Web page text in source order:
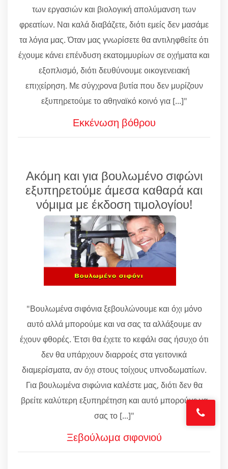
των εργασιών και βιολογική απολύμανση των
φρεατίων. Ναι καλά διαβάζετε, διότι εμείς δεν μασάμε
τα λόγια μας. Όταν μας γνωρίσετε θα αντιληφθείτε ότι
έχουμε κάνει επένδυση εκατομμυρίων σε οχήματα και
εξοπλισμό, διότι δευθύνουμε οικογενειακή
επιχείρηση. Με σύγχρονα βυτία που δεν μυρίζουν
εξυπηρετούμε το αθηναϊκό κοινό για [...]"
Εκκένωση βόθρου
Ακόμη και για βουλωμένο σιφώνι
εξυπηρετούμε άμεσα καθαρά και
νόμιμα με έκδοση τιμολογίου!
"Βουλωμένα σιφόνια ξεβουλώνουμε και όχι μόνο
αυτό αλλά μπορούμε και να σας τα αλλάξουμε αν
έχουν φθορές. Έτσι θα έχετε το κεφάλι σας ήσυχο ότι
δεν θα υπάρχουν διαρροές στα γειτονικά
διαμερίσματα, αν όχι στους τοίχους υπνοδωματίων.
Για βουλωμένα σιφώνια καλέστε μας, διότι δεν θα
βρείτε καλύτερη εξυπηρέτηση και αυτό μπορούμε να
σας το [...]"
Ξεβούλωμα σιφονιού